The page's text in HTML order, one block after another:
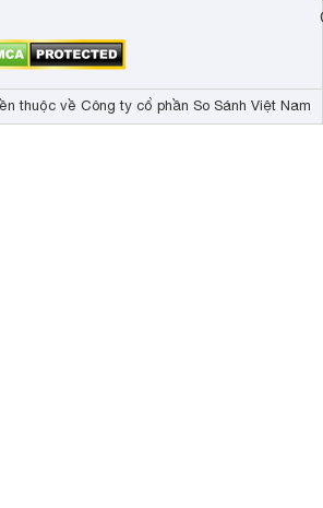
thuộc về Công ty cổ phần So Sánh Việt Nam